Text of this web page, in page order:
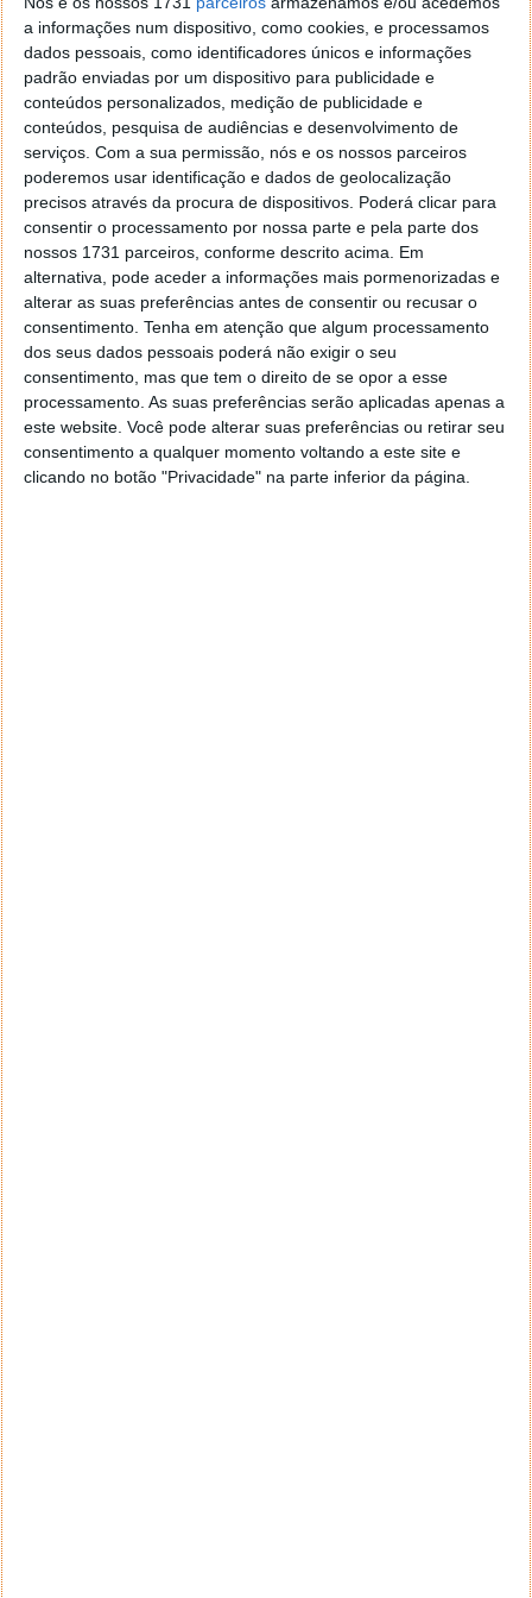
a informações num dispositivo, como cookies, e processamos
dados pessoais, como identificadores únicos e informações
padrão enviadas por um dispositivo para publicidade e
conteúdos personalizados, medição de publicidade e
conteúdos, pesquisa de audiências e desenvolvimento de
serviços. Com a sua permissão, nós e os nossos parceiros
poderemos usar identificação e dados de geolocalização
precisos através da procura de dispositivos. Poderá clicar para
consentir o processamento por nossa parte e pela parte dos
nossos 1731 parceiros, conforme descrito acima. Em
alternativa, pode aceder a informações mais pormenorizadas e
alterar as suas preferências antes de consentir ou recusar o
consentimento. Tenha em atenção que algum processamento
dos seus dados pessoais poderá não exigir o seu
consentimento, mas que tem o direito de se opor a esse
processamento. As suas preferências serão aplicadas apenas a
este website. Você pode alterar suas preferências ou retirar seu
consentimento a qualquer momento voltando a este site e
clicando no botão "Privacidade" na parte inferior da página.
para trás da concorrência global se abandonar as
diretrizes rigorosas.
A União Europeia deverá apresentar propostas em
breve. A decisão determinará o ritmo da transição
para os veículos elétricos, os investimentos em
infraestruturas e a posição face à concorrência dos
chineses e americanos.
Acompanhe o Pplware no Google Notícias
Proponha uma correção, faça uma sugestão
Pedro Simões